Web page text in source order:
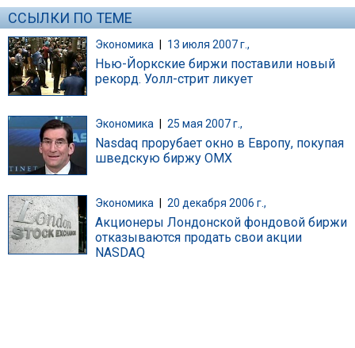
ССЫЛКИ ПО ТЕМЕ
Экономика | 13 июля 2007 г.,
Нью-Йоркские биржи поставили новый
рекорд. Уолл-стрит ликует
Экономика 25 мая 2007 г.,
Nasdaq прорубает окно в Европу, покупая
шведскую биржу OMX
Экономика 20 декабря 2006 г.,
Акционеры Лондонской фондовой биржи
отказываются продать свои акции
NASDAQ